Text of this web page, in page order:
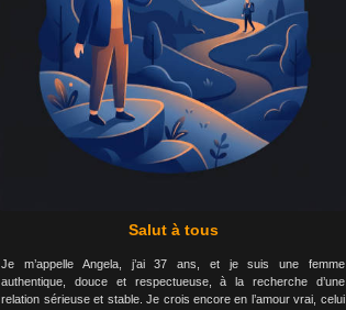
Salut à tous
Je m’appelle Angela, j’ai 37 ans, et je suis une femme
authentique, douce et respectueuse, à la recherche d’une
relation sérieuse et stable. Je crois encore en l’amour vrai, celui